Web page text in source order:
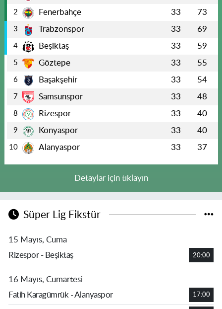
2 Fenerbahçe 33 73
3 Trabzonspor 33 69
4 Beşiktaş 33 59
5 Göztepe 33 55
6 Başakşehir 33 54
7 Samsunspor 33 48
8 Rizespor 33 40
9 Konyaspor 33 40
10 Alanyaspor 33 37
Detaylar için tıklayın
Süper Lig Fikstür
15 Mayıs, Cuma
Rizespor - Beşiktaş
20:00
16 Mayıs, Cumartesi
Fatih Karagümrük - Alanyaspor
17:00